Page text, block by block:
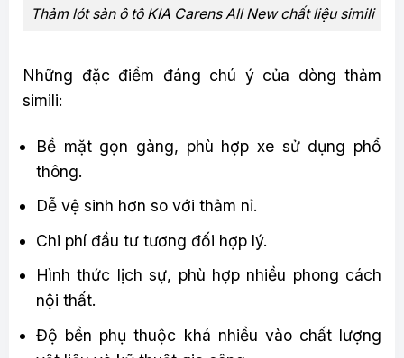
Thảm lót sàn ô tô KIA Carens All New chất liệu simili
Những đặc điểm đáng chú ý của dòng thảm
simili:
Bề mặt gọn gàng, phù hợp xe sử dụng phổ
thông.
Dễ vệ sinh hơn so với thảm nỉ.
Chi phí đầu tư tương đối hợp lý.
Hình thức lịch sự, phù hợp nhiều phong cách
nội thất.
Độ bền phụ thuộc khá nhiều vào chất lượng